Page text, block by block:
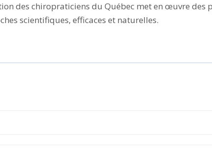
des chiropraticiens du Québec met en œuvre
scientifiques, efficaces et naturelles.